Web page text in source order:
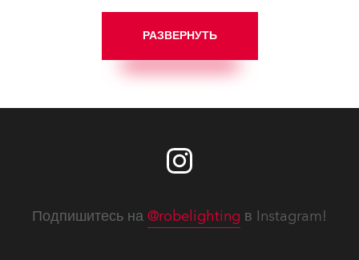
РАЗВЕРНУТЬ
Подпишитесь на @robelighting в Instagram!